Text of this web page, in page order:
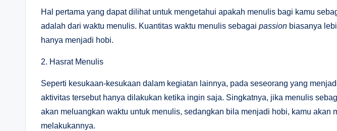
Hal pertama yang dapat dilihat untuk mengetahui apakah menulis bagi kamu
adalah dari waktu menulis. Kuantitas waktu menulis sebagai passion biasanya
hanya menjadi hobi.
2. Hasrat Menulis
Seperti kesukaan-kesukaan dalam kegiatan lainnya, pada seseorang yang
aktivitas tersebut hanya dilakukan ketika ingin saja. Singkatnya, jika menulis
akan meluangkan waktu untuk menulis, sedangkan bila menjadi hobi, kamu akan
melakukannya.